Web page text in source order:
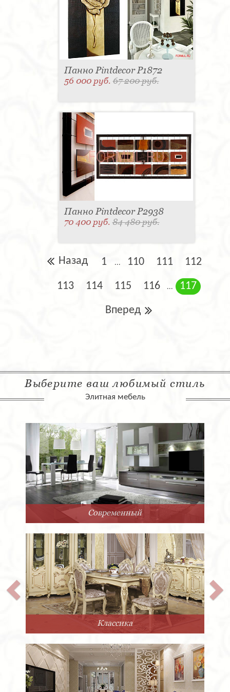
Панно Pintdecor P1872
56 000 руб.67 200 руб.
Панно Pintdecor P2938
70 400 руб.84 480 руб.
Назад 1 ... 110 111 112
113 114 115 116 ... 117
Вперед
Выберите ваш любимый стиль
Элитная мебель
Современный